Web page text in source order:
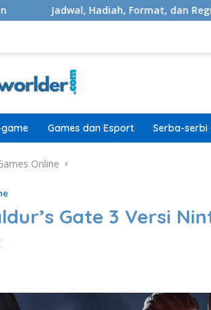
Hadiah, Format, dan Regu yang Main
Games dan Esport Serba-serbi
Online
Gate 3 Versi